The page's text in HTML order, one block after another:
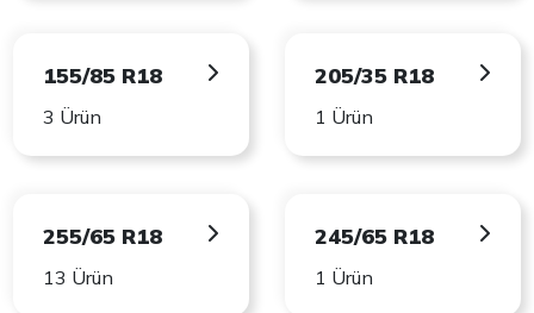
155/85 R18
3 Ürün
205/35 R18
1 Ürün
255/65 R18
13 Ürün
245/65 R18
1 Ürün